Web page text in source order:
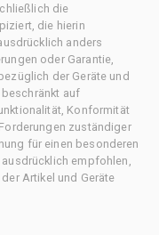
die
die hierin
anders
oder Garantie,
der Geräte und
auf
Konformität
zuständiger
für einen besonderen
empfohlen,
Artikel und Geräte